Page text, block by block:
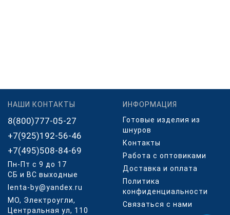
НАШИ КОНТАКТЫ
8(800)777-05-27
+7(925)192-56-46
+7(495)508-84-69
Пн-Пт с 9 до 17
СБ и ВС выходные
lenta-by@yandex.ru
МО, Электроугли,
Центральная ул, 110
ИНФОРМАЦИЯ
Готовые изделия из
шнуров
Контакты
Работа с оптовиками
Доставка и оплата
Политика
конфиденциальности
Связаться с нами